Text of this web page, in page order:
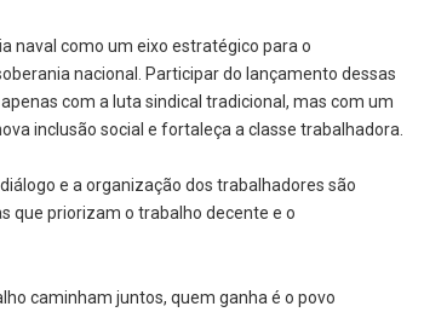
naval como um eixo estratégico para o
nacional. Participar do lançamento dessas
com a luta sindical tradicional, mas com um
inclusão social e fortaleça a classe trabalhadora.
e a organização dos trabalhadores são
que priorizam o trabalho decente e o
caminham juntos, quem ganha é o povo